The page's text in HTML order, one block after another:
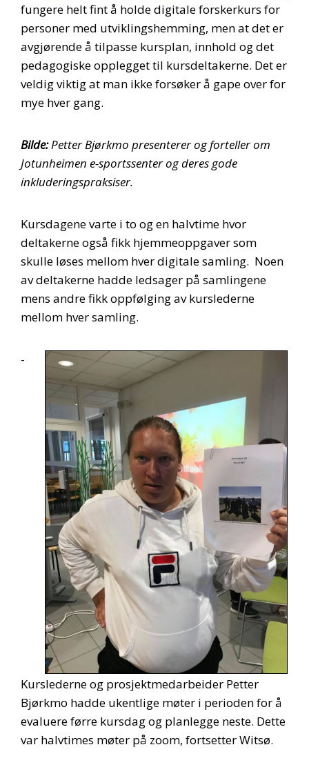
fungere helt fint å holde digitale forskerkurs for
personer med utviklingshemming, men at det er
avgjørende å tilpasse kursplan, innhold og det
pedagogiske opplegget til kursdeltakerne. Det er
veldig viktig at man ikke forsøker å gape over for
mye hver gang.
Bilde:Petter Bjørkmo presenterer og forteller om
Jotunheimen e-sportssenter og deres gode
inkluderingspraksiser.
Kursdagene varte i to og en halvtime hvor
deltakerne også fikk hjemmeoppgaver som
skulle løses mellom hver digitale samling. Noen
av deltakerne hadde ledsager på samlingene
mens andre fikk oppfølging av kurslederne
mellom hver samling.
-
Kurslederne og prosjektmedarbeider Petter
Bjørkmo hadde ukentlige møter i perioden for å
evaluere førre kursdag og planlegge neste. Dette
var halvtimes møter på zoom, fortsetter Witsø.